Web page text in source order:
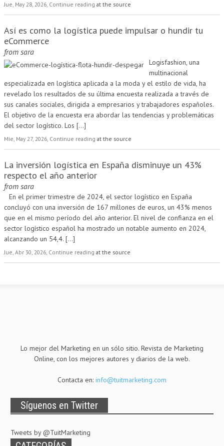
Jue, May 28, 2026, Continue reading at the source
Así es como la logística puede impulsar o hundir tu
eCommerce
from sara
Logisfashion, una
multinacional
especializada en logística aplicada a la moda y el estilo de vida, ha
revelado los resultados de su última encuesta realizada a través de
sus canales sociales, dirigida a empresarios y trabajadores españoles.
El objetivo de la encuesta era abordar las tendencias y problemáticas
del sector logístico. Los [...]
Mie, May 27, 2026, Continue reading at the source
La inversión logística en España disminuye un 43%
respecto el año anterior
from sara
En el primer trimestre de 2024, el sector logístico en España
concluyó con una inversión de 167 millones de euros, un 43% menos
que en el mismo período del año anterior. El nivel de confianza en el
sector logístico español ha mostrado un notable aumento en 2024,
alcanzando un 54,4. [...]
Jue, Abr 30, 2026, Continue reading at the source
Lo mejor del Marketing en un sólo sitio. Revista de Marketing
Online, con los mejores autores y diarios de la web.
Contacta en: info@tuitmarketing.com
Síguenos en Twitter
Tweets by @TuitMarketing